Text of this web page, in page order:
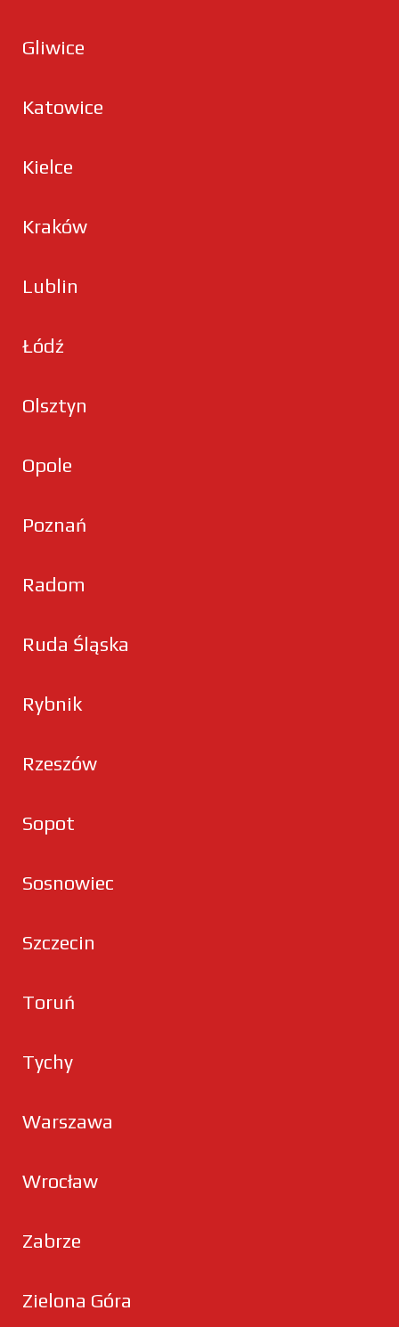
Gliwice
Katowice
Kielce
Kraków
Lublin
Łódź
Olsztyn
Opole
Poznań
Radom
Ruda Śląska
Rybnik
Rzeszów
Sopot
Sosnowiec
Szczecin
Toruń
Tychy
Warszawa
Wrocław
Zabrze
Zielona Góra